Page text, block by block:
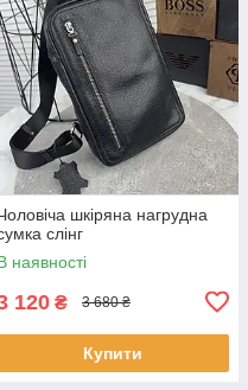
шкіряна нагрудна
слінг
наявності
120 ₴ 3 680 ₴
Купити